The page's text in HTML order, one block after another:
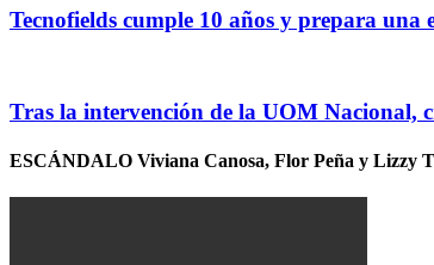
Tecnofields cumple 10 años y prepara una
Tras la intervención de la UOM Nacional,
ESCÁNDALO Viviana Canosa, Flor Peña y Lizzy